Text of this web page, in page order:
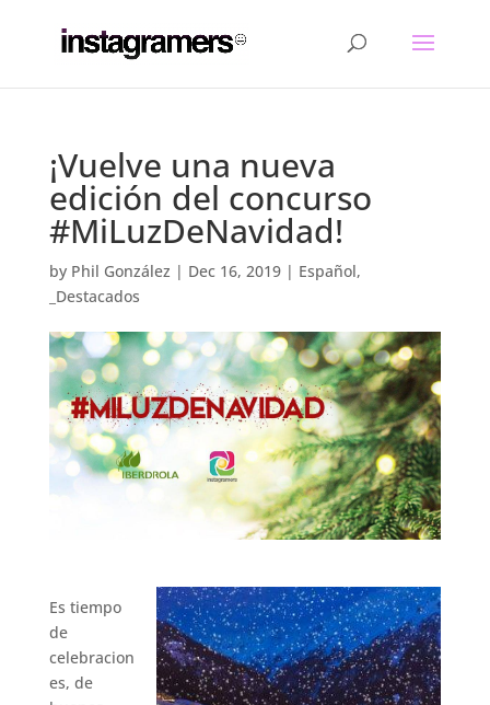
¡Vuelve una nueva
edición del concurso
#MiLuzDeNavidad!
by Phil González | Dec 16, 2019| Español,
_Destacados
Es tiempo
de
celebracion
es, de